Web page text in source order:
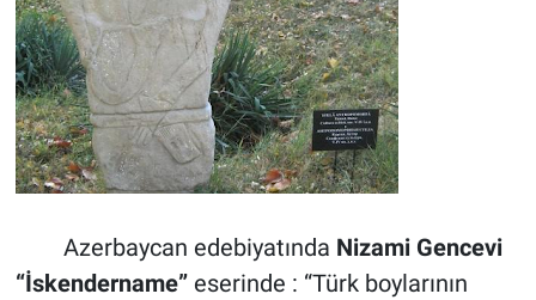
Azerbaycan edebiyatında Nizami Gencevi
“İskendername”eserinde : “Türk boylarının